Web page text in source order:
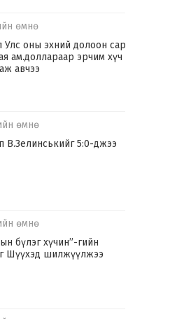
өмнө
Улс оны эхний долоон сард
ам.доллараар эрчим хүч
авчээ
өмнө
В.Зелинськийг 5:0-джээ
өмнө
бүлэг хүчин”-гийн
Шүүхэд шилжүүлжээ